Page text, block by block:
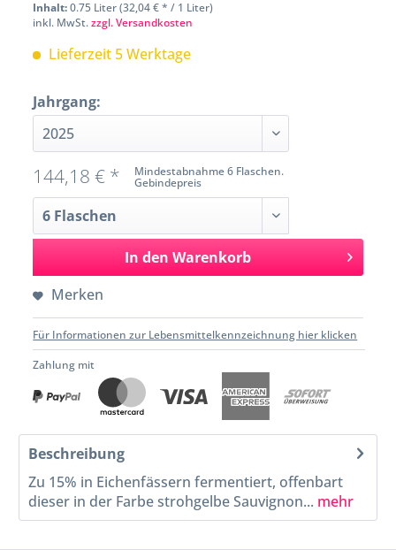
Inhalt:0.75 Liter (32,04 € * / 1 Liter)
inkl. MwSt.zzgl. Versandkosten
Lieferzeit 5 Werktage
Jahrgang:
Mindestabnahme 6 Flaschen.
Gebindepreis
144,18 € *
In den Warenkorb
Merken
Für Informationen zur Lebensmittelkennzeichnung hier klicken
Zahlung mit
Beschreibung
Zu 15% in Eichenfässern fermentiert, offenbart
dieser in der Farbe strohgelbe Sauvignon... mehr